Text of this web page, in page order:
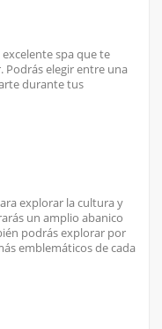
spa que te
Podrás elegir entre una
durante tus
explorar la cultura y
un amplio abanico
podrás explorar por
emblemáticos de cada